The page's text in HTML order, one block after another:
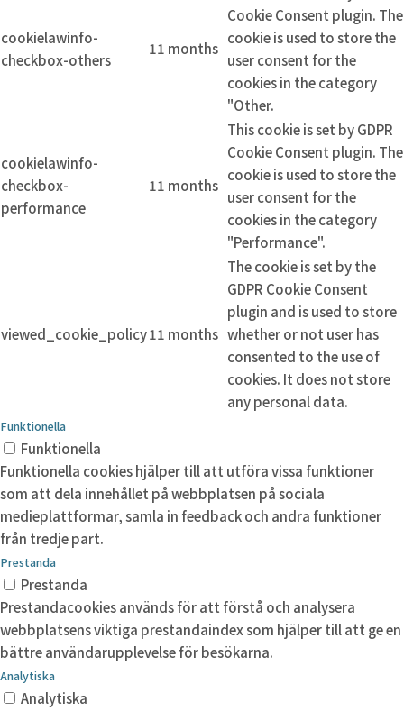
cookielawinfo-
checkbox-others
11 months
Cookie Consent plugin. The
cookie is used to store the
user consent for the
cookies in the category
"Other.
cookielawinfo-
checkbox-
performance
11 months
This cookie is set by GDPR
Cookie Consent plugin. The
cookie is used to store the
user consent for the
cookies in the category
"Performance".
viewed_cookie_policy11 months
The cookie is set by the
GDPR Cookie Consent
plugin and is used to store
whether or not user has
consented to the use of
cookies. It does not store
any personal data.
Funktionella
Funktionella
Funktionella cookies hjälper till att utföra vissa funktioner
som att dela innehållet på webbplatsen på sociala
medieplattformar, samla in feedback och andra funktioner
från tredje part.
Prestanda
Prestanda
Prestandacookies används för att förstå och analysera
webbplatsens viktiga prestandaindex som hjälper till att ge en
bättre användarupplevelse för besökarna.
Analytiska
Analytiska